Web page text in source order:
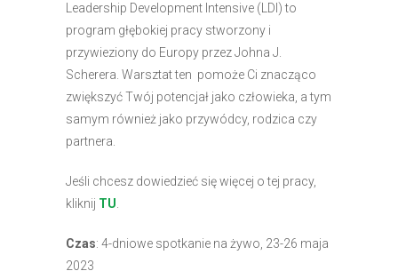
Leadership Development Intensive (LDI) to
program głębokiej pracy stworzony i
przywieziony do Europy przez Johna J.
Scherera. Warsztat ten pomoże Ci znacząco
zwiększyć Twój potencjał jako człowieka, a tym
samym również jako przywódcy, rodzica czy
partnera.
Jeśli chcesz dowiedzieć się więcej o tej pracy,
kliknij TU
Czas: 4-dniowe spotkanie na żywo, 23-26 maja
2023